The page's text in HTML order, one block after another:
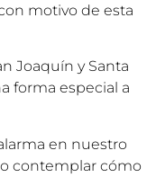
motivo de esta
Joaquín y Santa
forma especial a
en nuestro
contemplar cómo